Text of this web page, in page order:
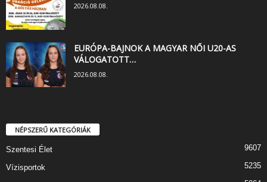
2026.08.08.
EURÓPA-BAJNOK A MAGYAR NŐI U20-AS
VÁLOGATOTT…
2026.08.08.
NÉPSZERŰ KATEGÓRIÁK
Szentesi Élet 9607
Vízisportok 5235